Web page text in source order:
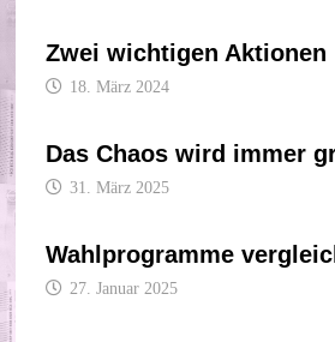
Zwei wichtigen Aktionen
18. März 2024
Das Chaos wird immer
31. März 2025
Wahlprogramme
27. Januar 2025